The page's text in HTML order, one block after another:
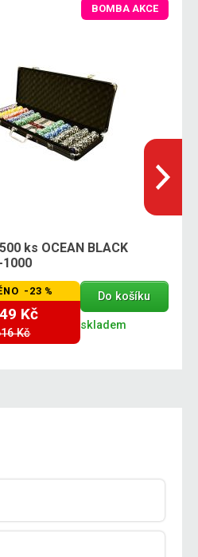
BOMBA AKCE
ks OCEAN BLACK
1000
-23 %
Kč
Kč
Do košíku
skladem